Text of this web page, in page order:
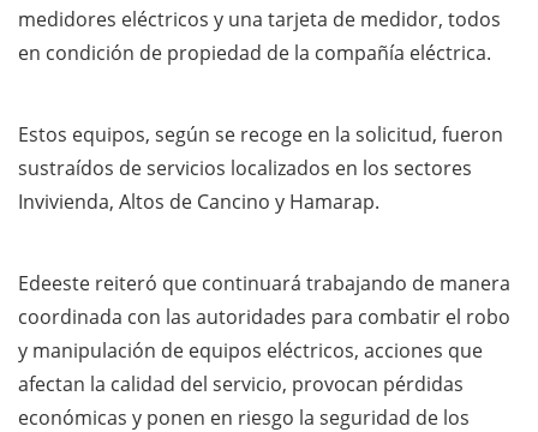
medidores eléctricos y una tarjeta de medidor, todos
en condición de propiedad de la compañía eléctrica.
Estos equipos, según se recoge en la solicitud, fueron
sustraídos de servicios localizados en los sectores
Invivienda, Altos de Cancino y Hamarap.
Edeeste reiteró que continuará trabajando de manera
coordinada con las autoridades para combatir el robo
y manipulación de equipos eléctricos, acciones que
afectan la calidad del servicio, provocan pérdidas
económicas y ponen en riesgo la seguridad de los